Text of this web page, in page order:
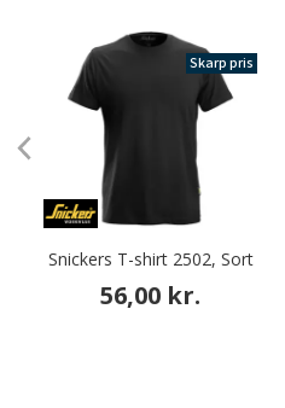
Skarp pris
Snickers T-shirt 2502, Sort
56,00 kr.